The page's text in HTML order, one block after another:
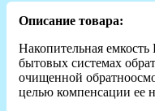
Описание товара:
Накопительная емкость
бытовых системах
очищенной
целью компенсации ее